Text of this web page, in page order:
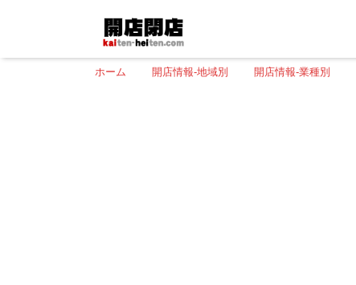
ホーム 開店情報-地域別 開店情報-業種別